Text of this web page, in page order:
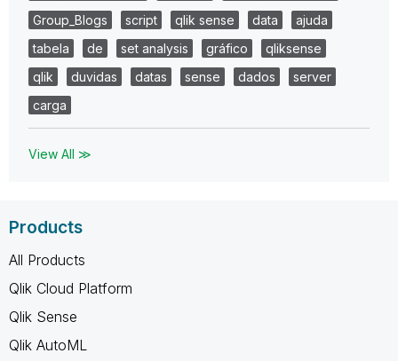
Group_Blogs
script qlik sense data
ajuda
tabela
de set analysis gráfico
qliksense
qlik
duvidas datas sense dados
server
carga
View All ≫
Products
All Products
Qlik Cloud Platform
Qlik Sense
Qlik AutoML